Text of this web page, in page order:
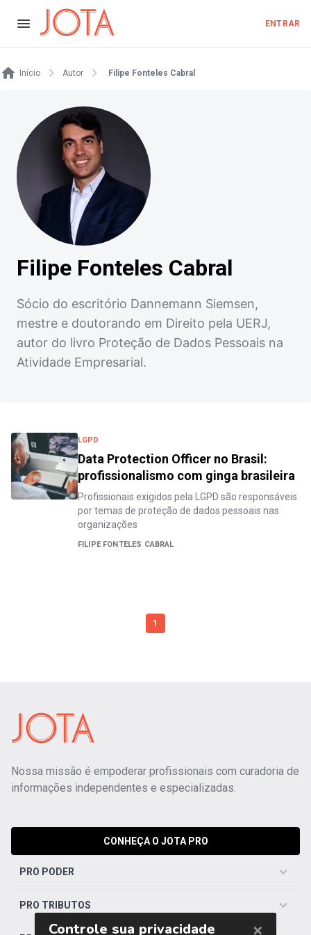
ENTRAR
Início Autor Filipe Fonteles Cabral
Filipe Fonteles Cabral
Sócio do escritório Dannemann Siemsen,
mestre e doutorando em Direito pela UERJ,
autor do livro Proteção de Dados Pessoais na
Atividade Empresarial.
LGPD
Data Protection Officer no Brasil:
profissionalismo com ginga brasileira
Profissionais exigidos pela LGPD são responsáveis
por temas de proteção de dados pessoais nas
organizações
FILIPE FONTELES CABRAL
1
Nossa missão é empoderar profissionais com curadoria de
informações independentes e especializadas.
CONHEÇA O JOTA PRO
PRO PODER
PRO TRIBUTOS